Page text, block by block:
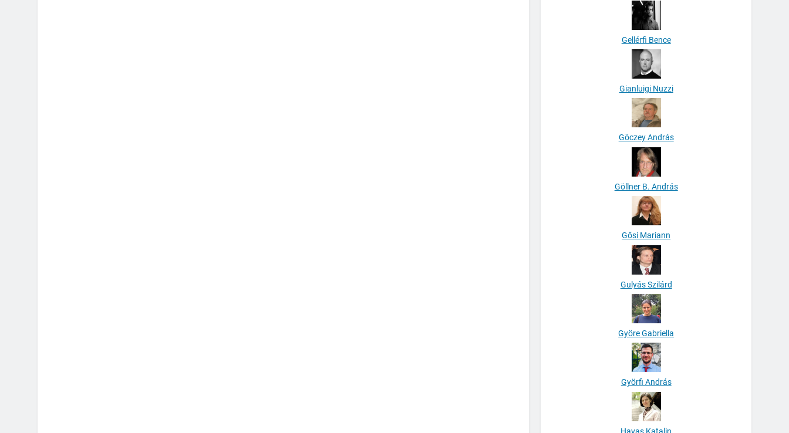
Gellérfi Bence
Gianluigi Nuzzi
Göczey András
Göllner B. András
Gősi Mariann
Gulyás Szilárd
Györe Gabriella
Györfi András
Havas Katalin